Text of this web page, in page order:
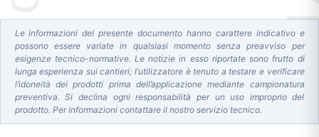
Le informazioni del presente documento hanno carattere indicativo e
possono essere variate in qualsiasi momento senza preavviso per
esigenze tecnico-normative. Le notizie in esso riportate sono frutto di
lunga esperienza sui cantieri; l’utilizzatore è tenuto a testare e verificare
l’idoneità dei prodotti prima dell’applicazione mediante campionatura
preventiva. Si declina ogni responsabilità per un uso improprio del
prodotto. Per informazioni contattare il nostro servizio tecnico.